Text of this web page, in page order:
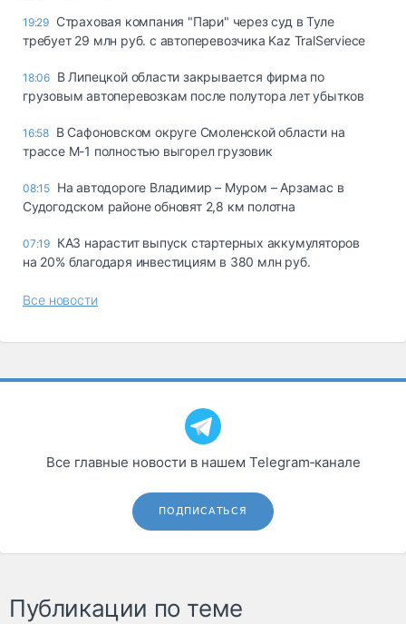
19:29 Страховая компания "Пари" через суд в Туле
требует 29 млн руб. с автоперевозчика Kaz TralServiece
18:06 В Липецкой области закрывается фирма по
грузовым автоперевозкам после полутора лет убытков
16:58 В Сафоновском округе Смоленской области на
трассе М-1 полностью выгорел грузовик
08:15 На автодороге Владимир – Муром – Арзамас в
Судогодском районе обновят 2,8 км полотна
07:19 КАЗ нарастит выпуск стартерных аккумуляторов
на 20% благодаря инвестициям в 380 млн руб.
Все новости
Все главные новости в нашем Telegram‑канале
ПОДПИСАТЬСЯ
Публикации по теме